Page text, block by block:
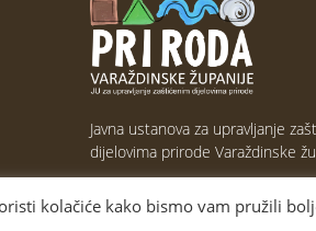
Javna ustanova za upravljanje
dijelovima prirode Varaždinske
kolačiće kako bismo vam pružili